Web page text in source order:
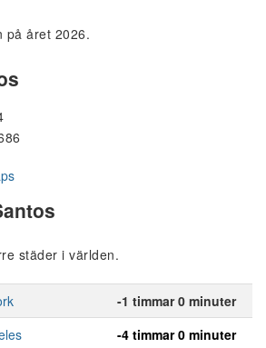
på året 2026.
städer i världen.
-1 timmar 0 minuter
-4 timmar 0 minuter